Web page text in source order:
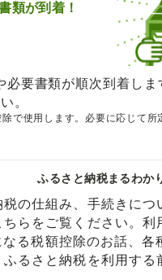
類が到着！
必要書類が順次到着し
。
で使用します。必要に応じて所
ふるさと納税まるわか
の仕組み、手続きにつ
ちらをご覧ください。利
なる税額控除のお話、各
るさと納税を利用する